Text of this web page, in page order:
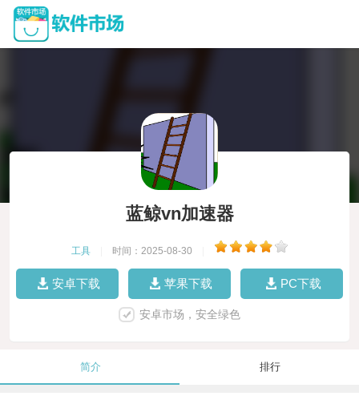
蓝鲸vn加速器
工具 时间：2025-08-30
安卓下载 苹果下载 PC下载
安卓市场，安全绿色
简介 排行